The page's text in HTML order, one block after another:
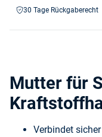
30 Tage Rückgaberecht
Mutter für
Verbindet